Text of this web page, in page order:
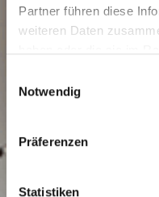
Partner führen diese
weiteren Daten
Notwendig
Präferenzen
Statistiken